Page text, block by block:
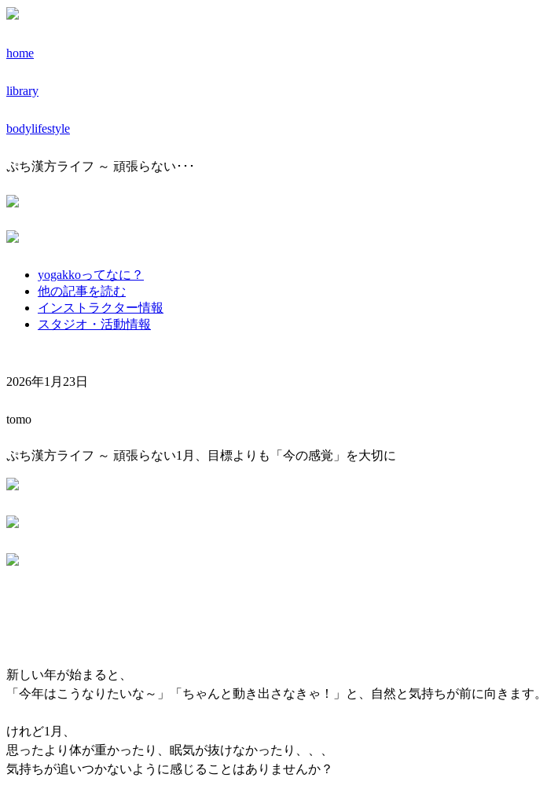
home
library
bodylifestyle
ぷち漢方ライフ ～ 頑張らない･･･
yogakkoってなに？
他の記事を読む
インストラクター情報
スタジオ・活動情報
2026年1月23日
tomo
ぷち漢方ライフ ～ 頑張らない1月、目標よりも「今の感覚」を大切に
新しい年が始まると、
「今年はこうなりたいな～」「ちゃんと動き出さなきゃ！」と、自然と気持ちが前に向きます。
けれど1月、
思ったより体が重かったり、眠気が抜けなかったり、、、
気持ちが追いつかないように感じることはありませんか？